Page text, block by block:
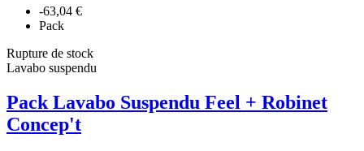
-63,04 €
Pack
Rupture de stock
Lavabo suspendu
Pack Lavabo Suspendu Feel + Robinet
Concep't